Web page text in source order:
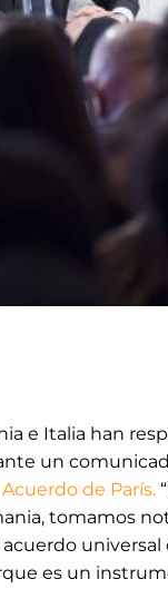
e Italia han
un
de París.
tomamos
es un